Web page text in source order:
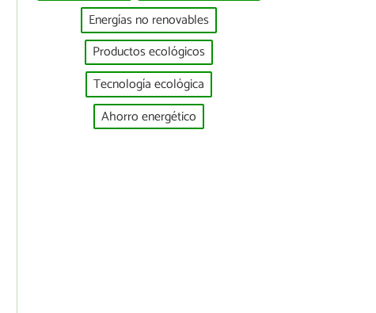
Energías no renovables
Productos ecológicos
Tecnología ecológica
Ahorro energético